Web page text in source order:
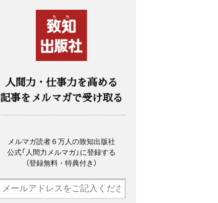
人間力・仕事力を高める
記事をメルマガで受け取る
メルマガ読者６万人の致知出版社
公式「人間力メルマガ」に登録する
（登録無料・特典付き）